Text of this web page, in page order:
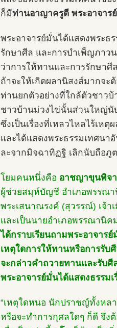
ก็มีท่านอาญาครูดี พระอาจาร
พระอาจารย์มั่นได้แสดงพระธ
รักษาศีล และการบำเพ็ญภาว
ว่าการให้ทานและการรักษา
ถ้าจะให้เกิดผลานิสงส์มากจะ
ท่านยกตัวอย่างที่ใกล้ตัวชาว
ชาวบ้านม่วงไข่นั้นส่วนใหญ่นั
ซึ่งเป็นเรื่องที่เหลวไหลไร้เห
และได้แสดงพระธรรมเทศนา
ละจากมิจฉาทิฏฐิ เลิกนับถือภู
โยมคนหนึ่งคือ อาชญาขุนพิจ
ผู้ช่วยสมุห์บัญชี อำเภอพรรณ
พระเสนาณรงค์ (สุวรรณ์) เจ้
และเป็นนายอำเภอพรรณานิ
ได้กราบเรียนถามพระอาจารย์
เหตุใดการให้ทานหรือการรับ
จะกล่าวคำถวายทานและรับศี
พระอาจารย์มั่นได้แสดงธรรม
“เหตุใดหนอ นักปราชญ์ทั้งหล
หรือจะทำการกุศลใดๆ ก็ดี จึง